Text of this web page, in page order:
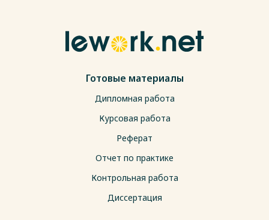
Готовые материалы
Дипломная работа
Курсовая работа
Реферат
Отчет по практике
Контрольная работа
Диссертация